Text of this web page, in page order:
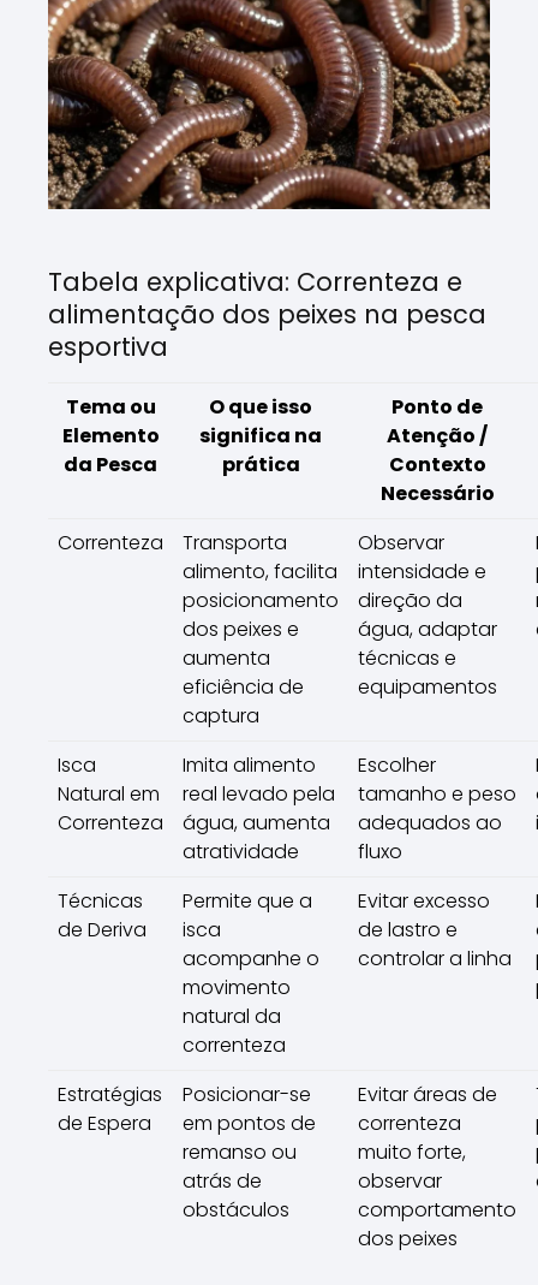
Tabela explicativa: Correnteza e
alimentação dos peixes na pesca
esportiva
Tema ou
Elemento
da Pesca
O que isso
significa na
prática
Ponto de
Atenção /
Contexto
Necessário
Correnteza
Transporta
alimento, facilita
posicionamento
dos peixes e
aumenta
eficiência de
captura
Observar
intensidade e
direção da
água, adaptar
técnicas e
equipamentos
Isca
Natural em
Correnteza
Imita alimento
real levado pela
água, aumenta
atratividade
Escolher
tamanho e peso
adequados ao
fluxo
Técnicas
de Deriva
Permite que a
isca
acompanhe o
movimento
natural da
correnteza
Evitar excesso
de lastro e
controlar a linha
Estratégias
de Espera
Posicionar-se
em pontos de
remanso ou
atrás de
obstáculos
Evitar áreas de
correnteza
muito forte,
observar
comportamento
dos peixes